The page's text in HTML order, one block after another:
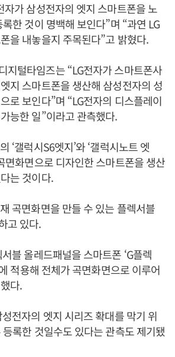
자가 삼성전자의 엣지 스마트폰을 노
한 것이 명백해 보인다”며 “과연 LG
을 내놓을지 주목된다”고 밝혔다.
지털타임즈는 “LG전자가 스마트폰사
지 스마트폰을 생산해 삼성전자의 성
로 보인다”며 “LG전자의 디스플레이
능한 일”이라고 관측했다.
‘갤럭시S6엣지’와 ‘갤럭시노트 엣
면화면으로 디자인한 스마트폰을 생산
는 것이다.
곡면화면을 만들 수 있는 플렉서블
고 있다.
블 올레드패널을 스마트폰 ‘G플렉
적용해 전체가 곡면화면으로 이루어
다.
전자의 엣지 시리즈 확대를 막기 위
록한 것일수도 있다는 관측도 제기됐